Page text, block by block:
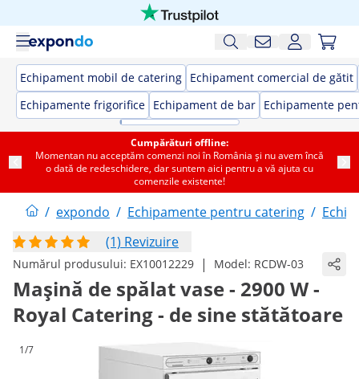
Echipament mobil de catering Echipament comercial de gătit
Echipamente frigorifice Echipament de bar Echipamente
Cumpărături offline:
Momentan nu acceptăm comenzi noi în România și nu avem încă
o dată de redeschidere, dar suntem aici pentru a vă ajuta cu
comenzile existente!
/ expondo / Echipamente pentru catering /
(1) Revizuire
Numărul produsului: EX10012229 | Model: RCDW-03
Mașină de spălat vase - 2900 W -
Royal Catering - de sine stătătoare
1/7